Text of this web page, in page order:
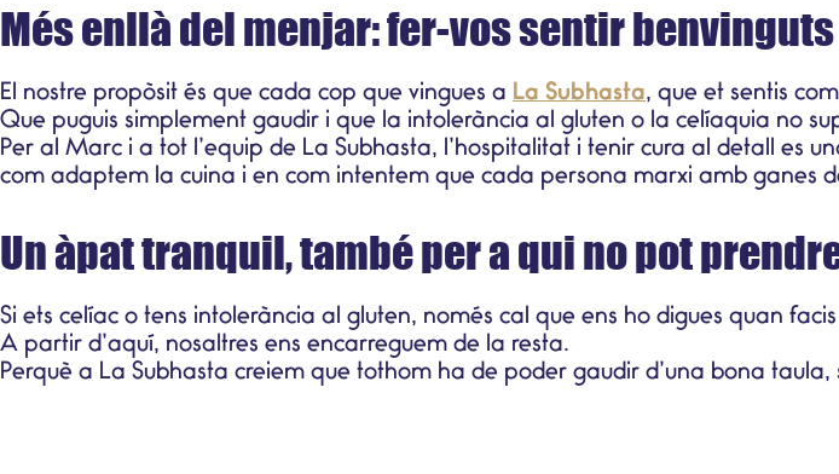
Més enllà del menjar: fer-vos sentir benvinguts
El nostre propòsit és que cada cop que vingues a La Subhasta, que et sentis
Que puguis simplement gaudir i que la intolerància al gluten o la celíaquia no
Per al Marc i a tot l’equip de La Subhasta, l’hospitalitat i tenir cura al detall es
com adaptem la cuina i en com intentem que cada persona marxi amb ganes
Un àpat tranquil, també per a qui no pot
Si ets celíac o tens intolerància al gluten, només cal que ens ho digues quan
A partir d’aquí, nosaltres ens encarreguem de la resta.
Perquè a La Subhasta creiem que tothom ha de poder gaudir d’una bona